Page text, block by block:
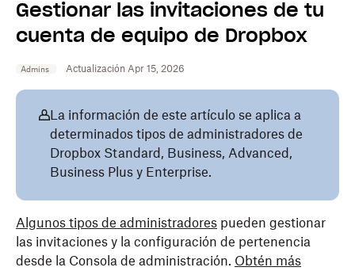
Gestionar las invitaciones de tu
cuenta de equipo de Dropbox
Admins Actualización Apr 15, 2026
La información de este artículo se aplica a
determinados tipos de administradores de
Dropbox Standard, Business, Advanced,
Business Plus y Enterprise.
Algunos tipos de administradores pueden gestionar
las invitaciones y la configuración de pertenencia
desde la Consola de administración. Obtén más